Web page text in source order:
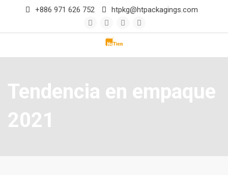
+886 971 626 752 htpkg@htpackagings.com
Tendencia en empaque
2021